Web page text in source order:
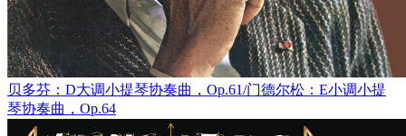
贝多芬：D大调小提琴协奏曲，Op.61/门德尔松：E小调小提
琴协奏曲，Op.64